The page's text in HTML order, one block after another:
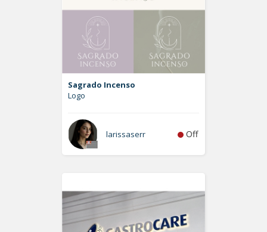
Sagrado Incenso
Logo
larissaserr Off